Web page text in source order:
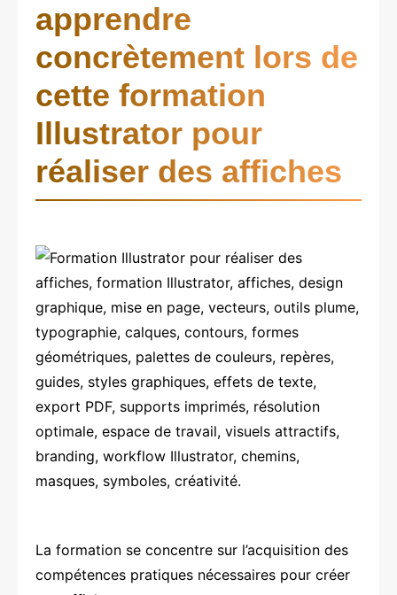
apprendre
concrètement lors de
cette formation
Illustrator pour
réaliser des affiches
La formation se concentre sur l’acquisition des
compétences pratiques nécessaires pour créer